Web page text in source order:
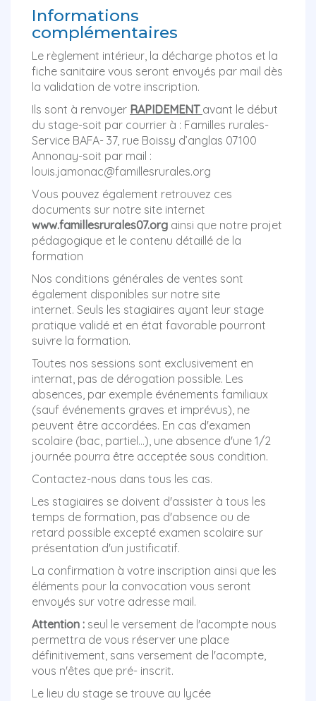
Informations
complémentaires
Le règlement intérieur, la décharge photos et la
fiche sanitaire vous seront envoyés par mail dès
la validation de votre inscription.
Ils sont à renvoyer RAPIDEMENT avant le début
du stage-soit par courrier à : Familles rurales-
Service BAFA- 37, rue Boissy d’anglas 07100
Annonay-soit par mail :
louis.jamonac@famillesrurales.org
Vous pouvez également retrouvez ces
documents sur notre site internet
www.famillesrurales07.org ainsi que notre projet
pédagogique et le contenu détaillé de la
formation
Nos conditions générales de ventes sont
également disponibles sur notre site
internet. Seuls les stagiaires ayant leur stage
pratique validé et en état favorable pourront
suivre la formation.
Toutes nos sessions sont exclusivement en
internat, pas de dérogation possible. Les
absences, par exemple événements familiaux
(sauf événements graves et imprévus), ne
peuvent être accordées. En cas d'examen
scolaire (bac, partiel...), une absence d'une 1/2
journée pourra être acceptée sous condition.
Contactez-nous dans tous les cas.
Les stagiaires se doivent d'assister à tous les
temps de formation, pas d'absence ou de
retard possible excepté examen scolaire sur
présentation d'un justificatif.
La confirmation à votre inscription ainsi que les
éléments pour la convocation vous seront
envoyés sur votre adresse mail.
Attention : seul le versement de l'acompte nous
permettra de vous réserver une place
définitivement, sans versement de l'acompte,
vous n'êtes que pré- inscrit.
Le lieu du stage se trouve au lycée